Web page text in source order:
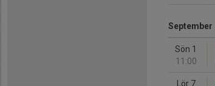
September
Sön 1
11:00
Lör 7